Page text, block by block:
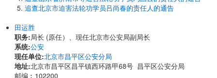
追查北京市迫害法轮功学员吕尚春的责任人的通告
田运胜
职务:局长 (原任）、现任北京市公安局副局长
系统:公安
现任单位:北京市昌平区公安分局
地址:北京市昌平区昌平镇西环路甲68号 昌平区公安分局
邮编︰102200